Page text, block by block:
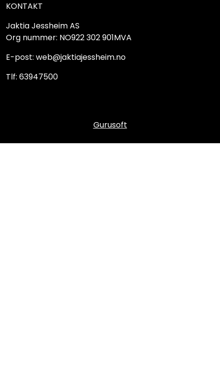
KONTAKT
Jaktia Jessheim AS
Org nummer: NO922 302 901MVA
E-post: web@jaktiajessheim.no
Tlf: 63947500
Gurusoft